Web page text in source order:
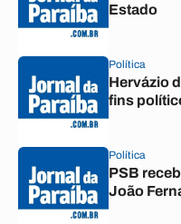
Estado
Política
Hervázio
fins
Política
PSB
João